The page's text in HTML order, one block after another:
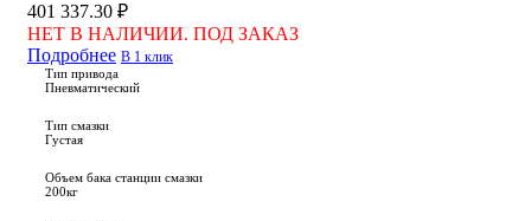
401 337.30 ₽
НЕТ В НАЛИЧИИ. ПОД ЗАКАЗ
Подробнее В 1 клик
Тип привода
Пневматический
Тип смазки
Густая
Объем бака станции смазки
200кг